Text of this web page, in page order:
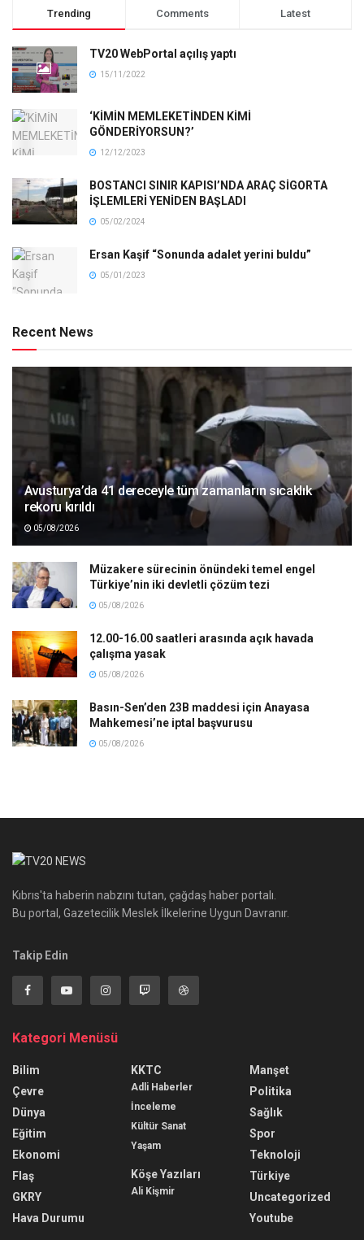
Trending Comments Latest
TV20 WebPortal açılış yaptı
15/11/2022
‘KİMİN MEMLEKETİNDEN KİMİ
GÖNDERİYORSUN?’
12/12/2023
BOSTANCI SINIR KAPISI’NDA ARAÇ SİGORTA
İŞLEMLERİ YENİDEN BAŞLADI
05/02/2024
Ersan Kaşif “Sonunda adalet yerini buldu”
05/01/2023
Recent News
Avusturya’da 41 dereceyle tüm zamanların sıcaklık
rekoru kırıldı
05/08/2026
Müzakere sürecinin önündeki temel engel
Türkiye’nin iki devletli çözüm tezi
05/08/2026
12.00-16.00 saatleri arasında açık havada
çalışma yasak
05/08/2026
Basın-Sen’den 23B maddesi için Anayasa
Mahkemesi’ne iptal başvurusu
05/08/2026
Kıbrıs'ta haberin nabzını tutan, çağdaş haber portalı.
Bu portal, Gazetecilik Meslek İlkelerine Uygun Davranır.
Takip Edin
Kategori Menüsü
Bilim
Çevre
Dünya
Eğitim
Ekonomi
Flaş
GKRY
Hava Durumu
KKTC
Adli Haberler
İnceleme
Kültür Sanat
Yaşam
Köşe Yazıları
Ali Kişmir
Manşet
Politika
Sağlık
Spor
Teknoloji
Türkiye
Uncategorized
Youtube